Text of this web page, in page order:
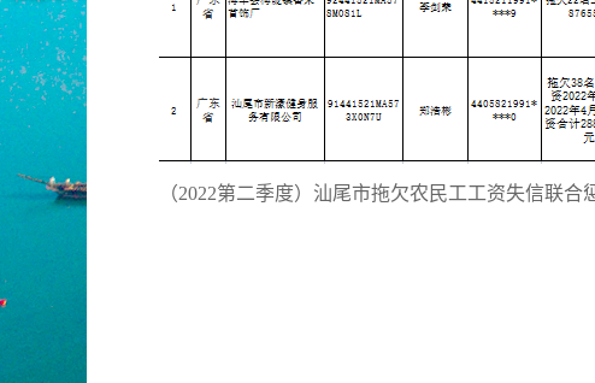
（2022第二季度）汕尾市拖欠农民工工资失信联合